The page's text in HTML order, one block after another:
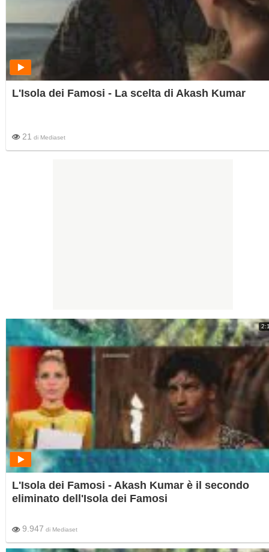
L'Isola dei Famosi - La scelta di Akash Kumar
21 di Mediaset
L'Isola dei Famosi - Akash Kumar è il secondo
eliminato dell'Isola dei Famosi
9.947 di Mediaset